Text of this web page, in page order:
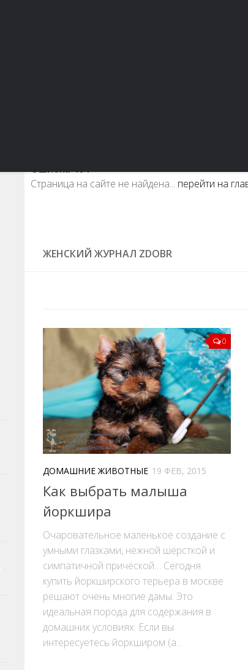
Ошибка 404
Страница на сайте не найдена... перейти на
ЖЕНСКИЙ ЖУРНАЛ ZDOBR
0
ДОМАШНИЕ ЖИВОТНЫЕ 19 ФЕВ, 2015
Как выбрать малыша
йоркшира
Очаровательное маленькое создание с
умными глазками, нежной шёрсткой и
симпатичной причёской… Сегодня
купить йоркширского терьера в москве
решают очень многие дамы. Это
идеальная порода для содержания в
домашних условиях. Если вы
интересуетесь йоркширом (а...